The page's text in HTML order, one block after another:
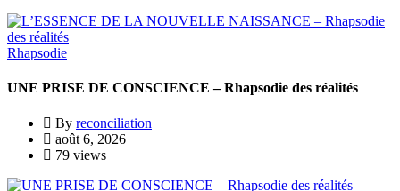
Rhapsodie
UNE PRISE DE CONSCIENCE – Rhapsodie des réalités
By reconciliation
août 6, 2026
79 views